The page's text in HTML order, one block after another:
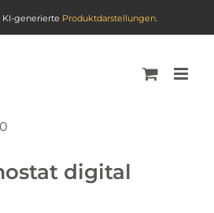
KI-generierte Produktdarstellungen.
digital